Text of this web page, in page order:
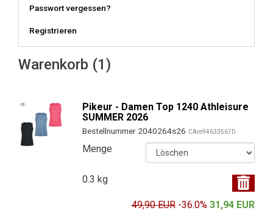
Passwort vergessen?
Registrieren
Warenkorb (1)
Pikeur - Damen Top 1240 Athleisure
SUMMER 2026
Bestellnummer 2040264s26 CAre94633567D
Menge
0.3 kg
49,90 EUR -36.0% 31,94 EUR